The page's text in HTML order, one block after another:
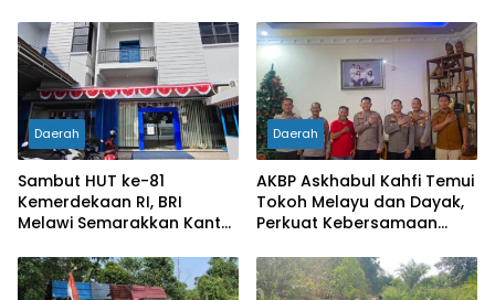
Meninggal Dunia
Daerah
Sambut HUT ke-81
Kemerdekaan RI, BRI
Melawi Semarakkan Kantor
Putih
Daerah
AKBP Askhabul Kahfi Temui
Tokoh Melayu dan Dayak,
Perkuat Kebersamaan